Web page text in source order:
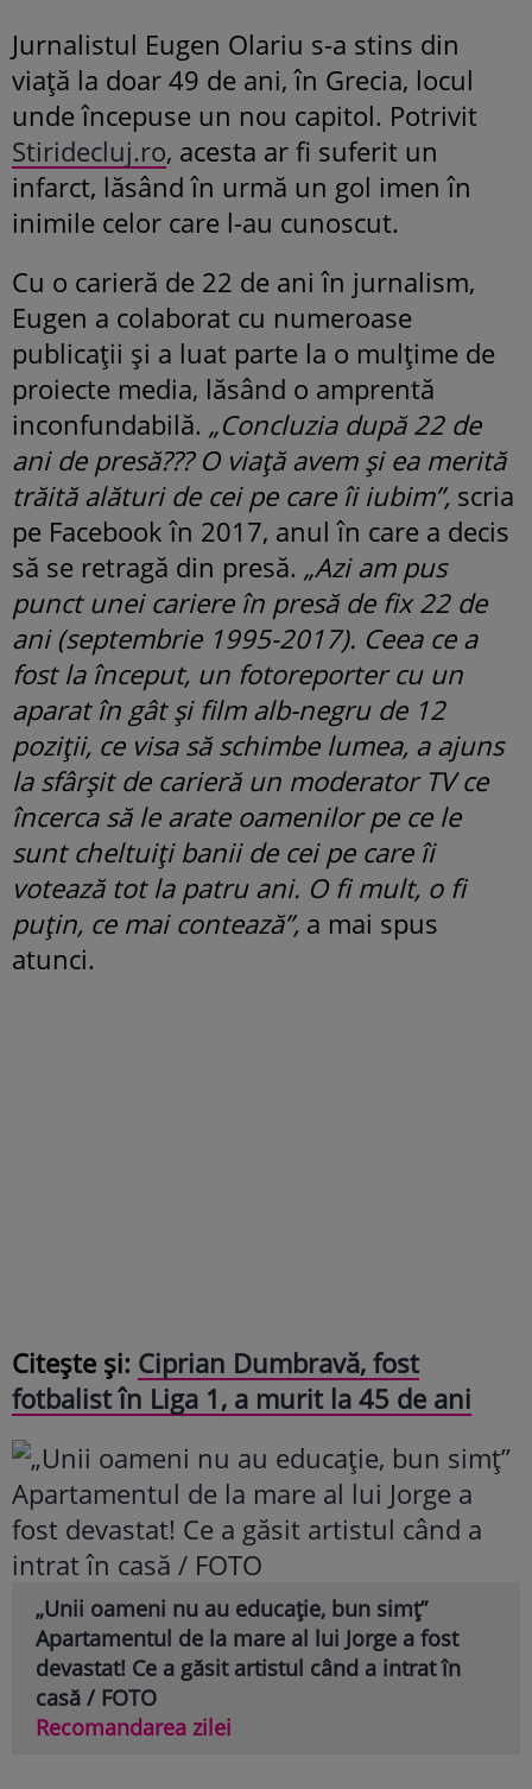
Jurnalistul Eugen Olariu s-a stins din
viață la doar 49 de ani, în Grecia, locul
unde începuse un nou capitol. Potrivit
Stiridecluj.ro, acesta ar fi suferit un
infarct, lăsând în urmă un gol imen în
inimile celor care l-au cunoscut.
Cu o carieră de 22 de ani în jurnalism,
Eugen a colaborat cu numeroase
publicații și a luat parte la o mulțime de
proiecte media, lăsând o amprentă
inconfundabilă. „Concluzia după 22 de
ani de presă??? O viață avem și ea merită
trăită alături de cei pe care îi iubim”, scria
pe Facebook în 2017, anul în care a decis
să se retragă din presă. „Azi am pus
punct unei cariere în presă de fix 22 de
ani (septembrie 1995-2017). Ceea ce a
fost la început, un fotoreporter cu un
aparat în gât și film alb-negru de 12
poziții, ce visa să schimbe lumea, a ajuns
la sfârșit de carieră un moderator TV ce
încerca să le arate oamenilor pe ce le
sunt cheltuiți banii de cei pe care îi
votează tot la patru ani. O fi mult, o fi
puțin, ce mai contează”, a mai spus
atunci.
Citește și: Ciprian Dumbravă, fost
fotbalist în Liga 1, a murit la 45 de ani
„Unii oameni nu au educație, bun simț”
Apartamentul de la mare al lui Jorge a fost
devastat! Ce a găsit artistul când a intrat în
casă / FOTO
Recomandarea zilei